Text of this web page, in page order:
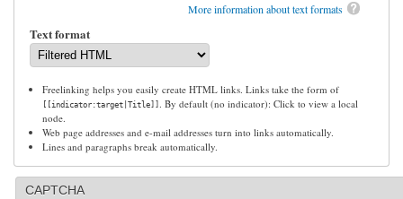
More information about text formats
Text format
Freelinking helps you easily create HTML links. Links take the form of
[[indicator:target|Title]]
. By default (no indicator): Click to view a local
node.
Web page addresses and e-mail addresses turn into links automatically.
Lines and paragraphs break automatically.
CAPTCHA